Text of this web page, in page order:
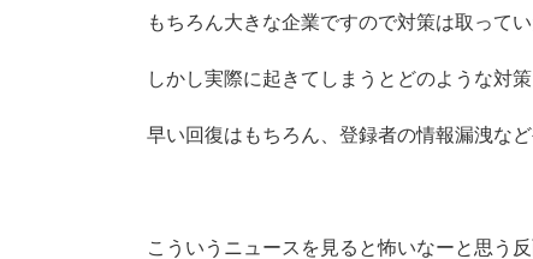
もちろん大きな企業ですので対策は取って
しかし実際に起きてしまうとどのような対
早い回復はもちろん、登録者の情報漏洩な
こういうニュースを見ると怖いなーと思う